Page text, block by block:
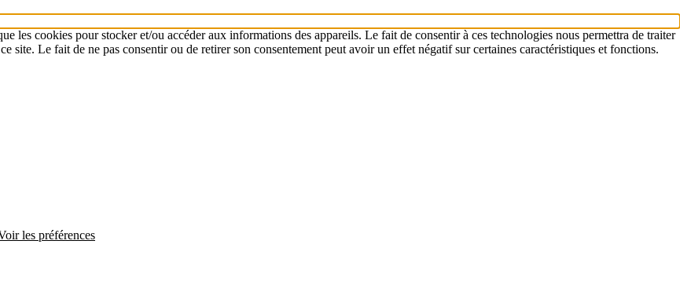
les cookies pour stocker et/ou accéder aux informations des appareils. Le fait de consentir à ces technologies nous permettra de traiter
site. Le fait de ne pas consentir ou de retirer son consentement peut avoir un effet négatif sur certaines caractéristiques et fonctions.
les préférences